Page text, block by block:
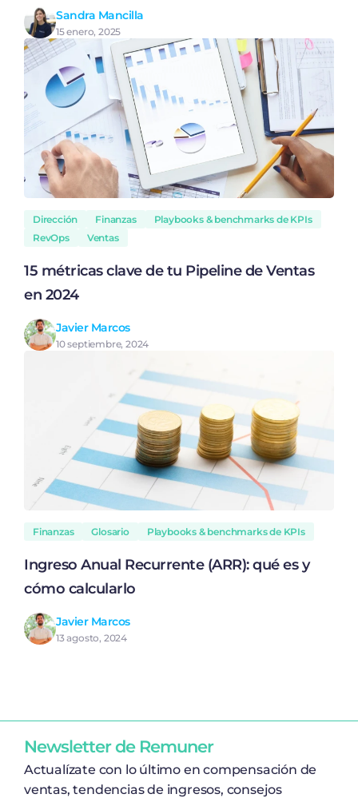
Sandra Mancilla
15 enero, 2025
Dirección Finanzas
Playbooks & benchmarks de KPIs
RevOps
Ventas
15 métricas clave de tu Pipeline de Ventas
en 2024
Javier Marcos
10 septiembre, 2024
Finanzas Glosario Playbooks & benchmarks de KPIs
Ingreso Anual Recurrente (ARR): qué es y
cómo calcularlo
Javier Marcos
13 agosto, 2024
Newsletter de Remuner
Actualízate con lo último en compensación de
ventas, tendencias de ingresos, consejos